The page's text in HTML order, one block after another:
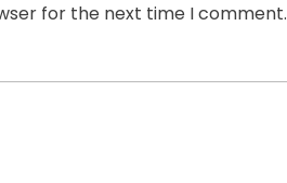
for the next time I comment.